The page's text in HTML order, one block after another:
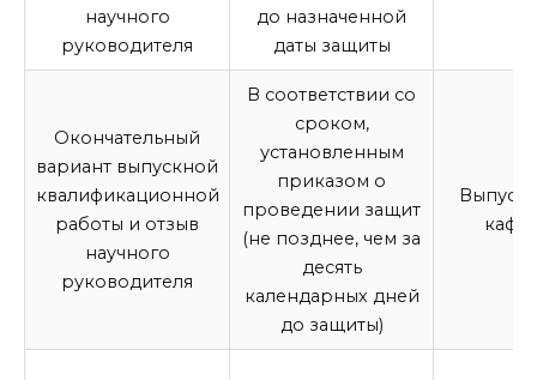
научного
руководителя
до назначенной
даты защиты
Окончательный
вариант выпускной
квалификационной
работы и отзыв
научного
руководителя
В соответствии со
сроком,
установленным
приказом о
проведении защит
(не позднее, чем за
десять
календарных дней
до защиты)